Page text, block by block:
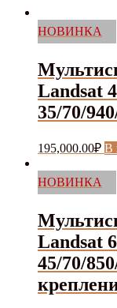
НОВИНКА
Landsat
35/70/
195,000.00₽ В
НОВИНКА
Landsat
45/70/